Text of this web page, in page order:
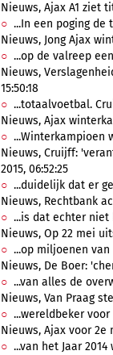
Nieuws, Ajax A1 ziet
...In een poging
Nieuws, Jong Ajax
...op de valreep
Nieuws,
15:50:18
...totaalvoetbal.
Nieuws, Ajax
...Winterkampioen
Nieuws, Cruijff:
2015, 06:52:25
...duidelijk dat er
Nieuws, Rechtbank
...is dat echter niet
Nieuws, Op 22 mei
...op miljoenen
Nieuws, De Boer:
...van alles de
Nieuws, Van Praag
...wereldbeker
Nieuws, Ajax voor 2e
...van het Jaar